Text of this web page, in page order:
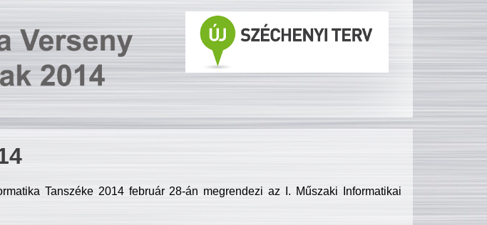
Tanszéke 2014 február 28-án megrendezi az I. Műszaki Informatikai